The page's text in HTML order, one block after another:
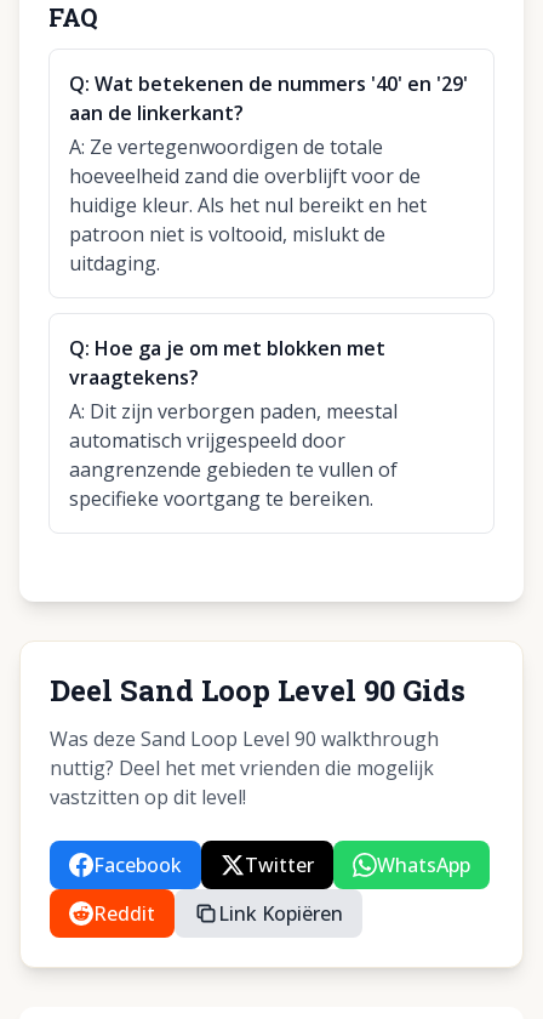
FAQ
Q: Wat betekenen de nummers '40' en '29'
aan de linkerkant?
A: Ze vertegenwoordigen de totale
hoeveelheid zand die overblijft voor de
huidige kleur. Als het nul bereikt en het
patroon niet is voltooid, mislukt de
uitdaging.
Q: Hoe ga je om met blokken met
vraagtekens?
A: Dit zijn verborgen paden, meestal
automatisch vrijgespeeld door
aangrenzende gebieden te vullen of
specifieke voortgang te bereiken.
Deel Sand Loop Level 90 Gids
Was deze Sand Loop Level 90 walkthrough
nuttig? Deel het met vrienden die mogelijk
vastzitten op dit level!
Facebook Twitter
WhatsApp
Reddit
Link Kopiëren